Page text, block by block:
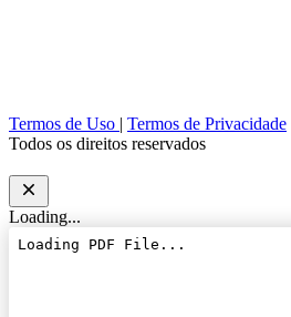
Termos de Uso | Termos de Privacidade
Todos os direitos reservados
Loading...